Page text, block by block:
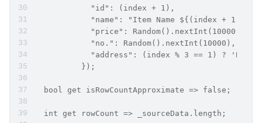
            "id": (index + 1),
            "name": "Item Name ${(index + 1)}",
            "price": Random().nextInt(10000),
            "no.": Random().nextInt(10000),
"address": (index % 3 == 1) ?
          });
  bool get isRowCountApproximate => false;
  int get rowCount => _sourceData.length;